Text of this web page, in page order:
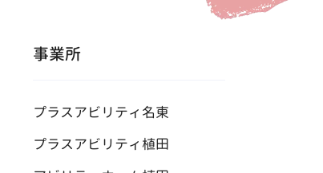
事業所
プラスアビリティ名東
プラスアビリティ植田